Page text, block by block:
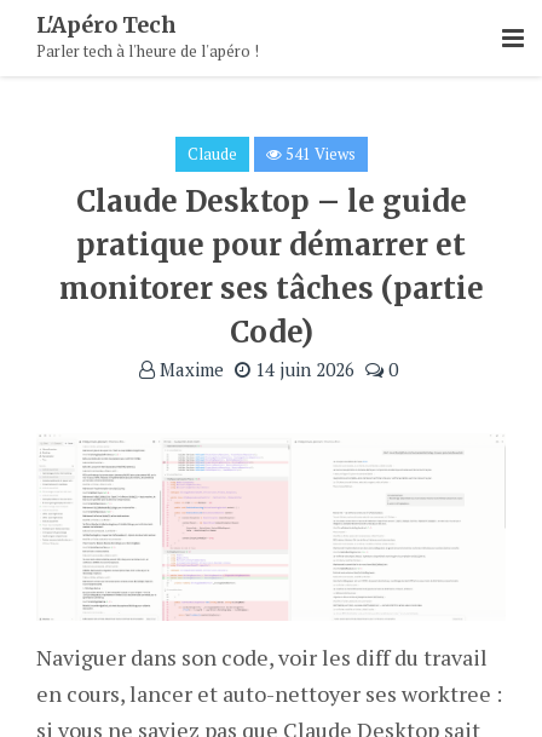
Content
L'Apéro Tech
Parler tech à l'heure de l'apéro !
Claude 541 Views
Claude Desktop – le guide
pratique pour démarrer et
monitorer ses tâches (partie
Code)
Maxime 14 juin 2026 0
Naviguer dans son code, voir les diff du travail
en cours, lancer et auto-nettoyer ses worktree :
si vous ne saviez pas que Claude Desktop sait